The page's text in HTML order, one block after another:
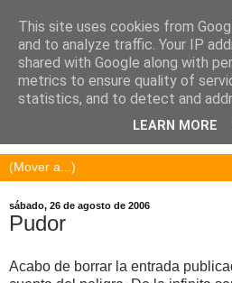
sábado, 26 de agosto de 2006
Pudor
Acabo de borrar la entrada
This site uses cookies from
and to analyze traffic. Your IP
shared with Google along with
metrics to ensure quality of
statistics, and to detect and
LEARN MORE